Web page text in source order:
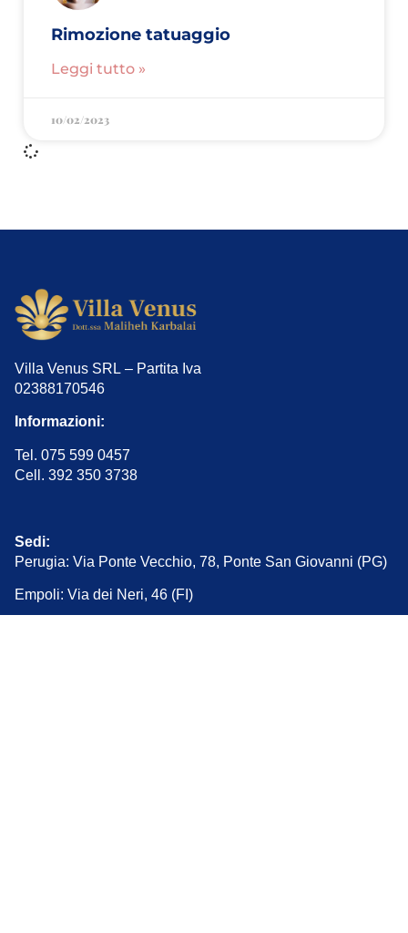
Rimozione tatuaggio
Leggi tutto »
10/02/2023
Villa Venus SRL – Partita Iva
02388170546
Informazioni:
Tel. 075 599 0457
Cell. 392 350 3738
Sedi:
Perugia: Via Ponte Vecchio, 78, Ponte San Giovanni (PG)
Empoli: Via dei Neri, 46 (FI)